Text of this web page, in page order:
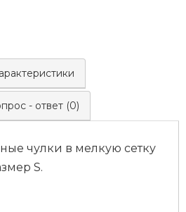
- ответ (0)
чулки в мелкую сетку
S.